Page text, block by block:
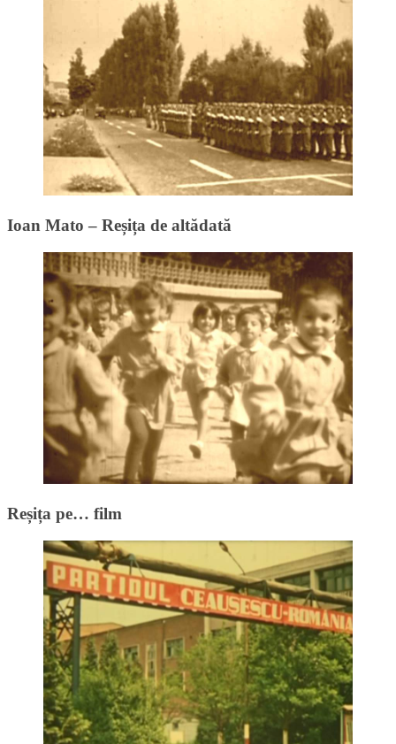
Ioan Mato – Reșița de altădată
Reșița pe… film